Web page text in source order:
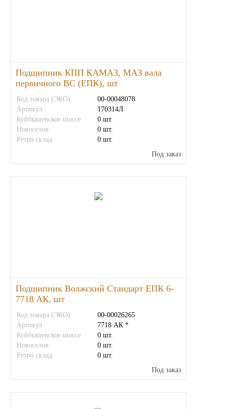
Тормозные жидкости
Специальные жидкости
Автосмазки
Автозапчасти
ЗИЛ
ВАЗ
Подшипник КПП КАМАЗ, МАЗ вала
первичного ВС (ЕПК), шт
Код товара (ЭКО)
00-00048078
Артикул
170314Л
Куйбышевское шоссе
0 шт.
Новоселов
0 шт.
Ретро склад
0 шт.
Под заказ
Подшипник Волжский Стандарт ЕПК 6-
7718 АК, шт
Код товара (ЭКО)
00-00026265
Артикул
7718 АК *
Куйбышевское шоссе
0 шт.
Новоселов
0 шт.
Ретро склад
0 шт.
Под заказ